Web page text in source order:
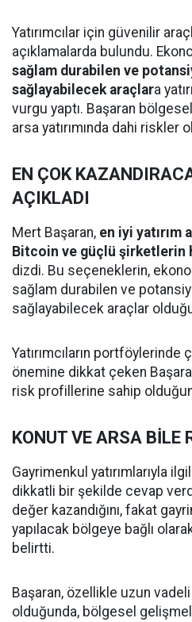
Yatırımcılar için güvenilir
açıklamalarda bulundu.
sağlam durabilen ve
sağlayabilecek araçlara
vurgu yaptı. Başaran
arsa yatırımında dahi riskler
EN ÇOK
AÇIKLADI
Mert Başaran, en iyi yatırım
Bitcoin ve güçlü şirketlerin
dizdi. Bu seçeneklerin,
sağlam durabilen ve
sağlayabilecek araçlar
Yatırımcıların portföylerinde
önemine dikkat çeken
risk profillerine sahip
KONUT VE ARSA BİLE
Gayrimenkul yatırımlarıyla
dikkatli bir şekilde cevap
değer kazandığını, fakat
yapılacak bölgeye bağlı
belirtti.
Başaran, özellikle uzun
olduğunda, bölgesel